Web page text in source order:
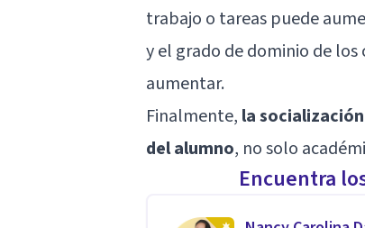
trabajo o tareas puede
y el grado de dominio de
aumentar.
Finalmente, la
del alumno, no solo
Encuentra